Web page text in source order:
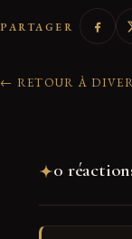
PARTAGER
← RETOUR À
0